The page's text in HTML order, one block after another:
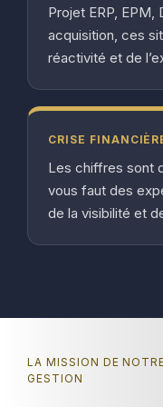
Projet ERP, EPM,
acquisition, ces
réactivité et de
CRISE
Les chiffres sont
vous faut des
de la visibilité et
LA MISSION DE
GESTION